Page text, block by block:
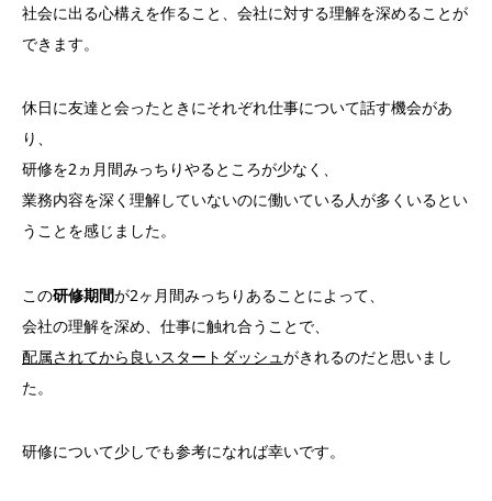
社会に出る心構えを作ること、会社に対する理解を深めることが
できます。
休日に友達と会ったときにそれぞれ仕事について話す機会があ
り、
研修を2ヵ月間みっちりやるところが少なく、
業務内容を深く理解していないのに働いている人が多くいるとい
うことを感じました。
この研修期間が2ヶ月間みっちりあることによって、
会社の理解を深め、仕事に触れ合うことで、
配属されてから良いスタートダッシュ がきれるのだと思いまし
た。
研修について少しでも参考になれば幸いです。